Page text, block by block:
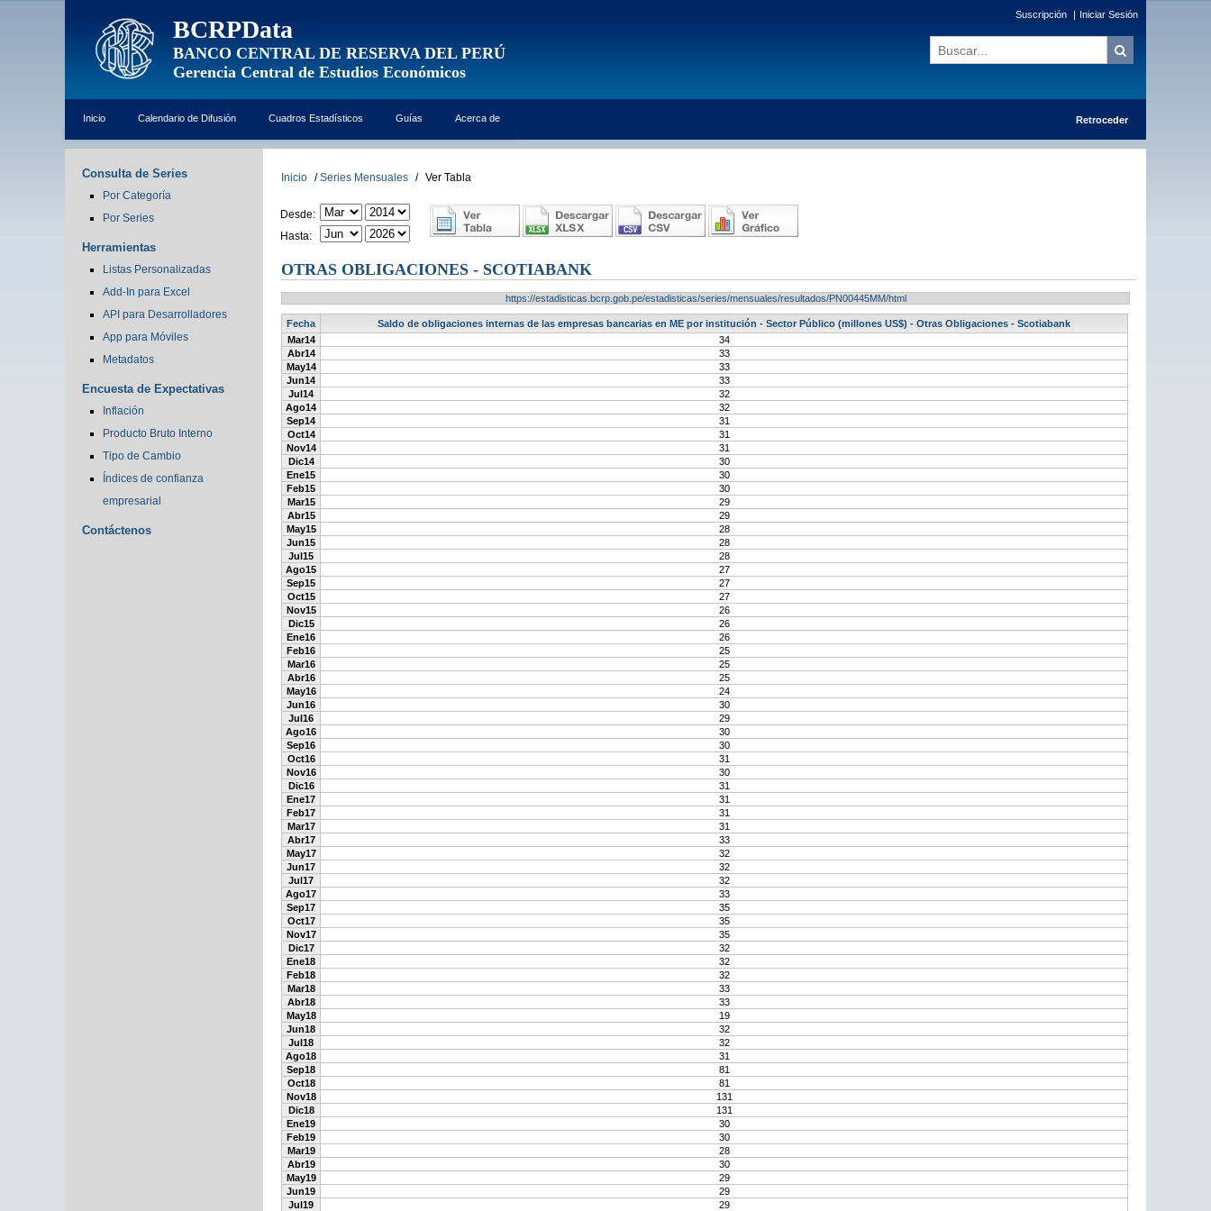
BCRPData
BANCO CENTRAL DE RESERVA DEL PERÚ
Gerencia Central de Estudios Económicos
Suscripción | Iniciar Sesión
Inicio Calendario de Difusión Cuadros Estadísticos Guías Acerca de Retroceder
Consulta de Series
Por Categoría
Por Series
Herramientas
Listas Personalizadas
Add-In para Excel
API para Desarrolladores
App para Móviles
Metadatos
Encuesta de Expectativas
Inflación
Producto Bruto Interno
Tipo de Cambio
Índices de confianza
empresarial
Contáctenos
Inicio / Series Mensuales / Ver Tabla
Desde:
Hasta:
OTRAS OBLIGACIONES - SCOTIABANK
https://estadisticas.bcrp.gob.pe/estadisticas/series/mensuales/resultados/PN00445MM/html
Fecha
Saldo de obligaciones internas de las empresas bancarias en ME por institución - Sector Público (millones US$) - Otras Obligaciones - Scotiabank
Mar14
34
Abr14
33
May14
33
Jun14
33
Jul14
32
Ago14
32
Sep14
31
Oct14
31
Nov14
31
Dic14
30
Ene15
30
Feb15
30
Mar15
29
Abr15
29
May15
28
Jun15
28
Jul15
28
Ago15
27
Sep15
27
Oct15
27
Nov15
26
Dic15
26
Ene16
26
Feb16
25
Mar16
25
Abr16
25
May16
24
Jun16
30
Jul16
29
Ago16
30
Sep16
30
Oct16
31
Nov16
30
Dic16
31
Ene17
31
Feb17
31
Mar17
31
Abr17
33
May17
32
Jun17
32
Jul17
32
Ago17
33
Sep17
35
Oct17
35
Nov17
35
Dic17
32
Ene18
32
Feb18
32
Mar18
33
Abr18
33
May18
19
Jun18
32
Jul18
32
Ago18
31
Sep18
81
Oct18
81
Nov18
131
Dic18
131
Ene19
30
Feb19
30
Mar19
28
Abr19
30
May19
29
Jun19
29
Jul19
29